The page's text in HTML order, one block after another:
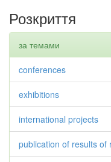
Розкриття
за темами
conferences
exhibitions
international projects
publication of results of